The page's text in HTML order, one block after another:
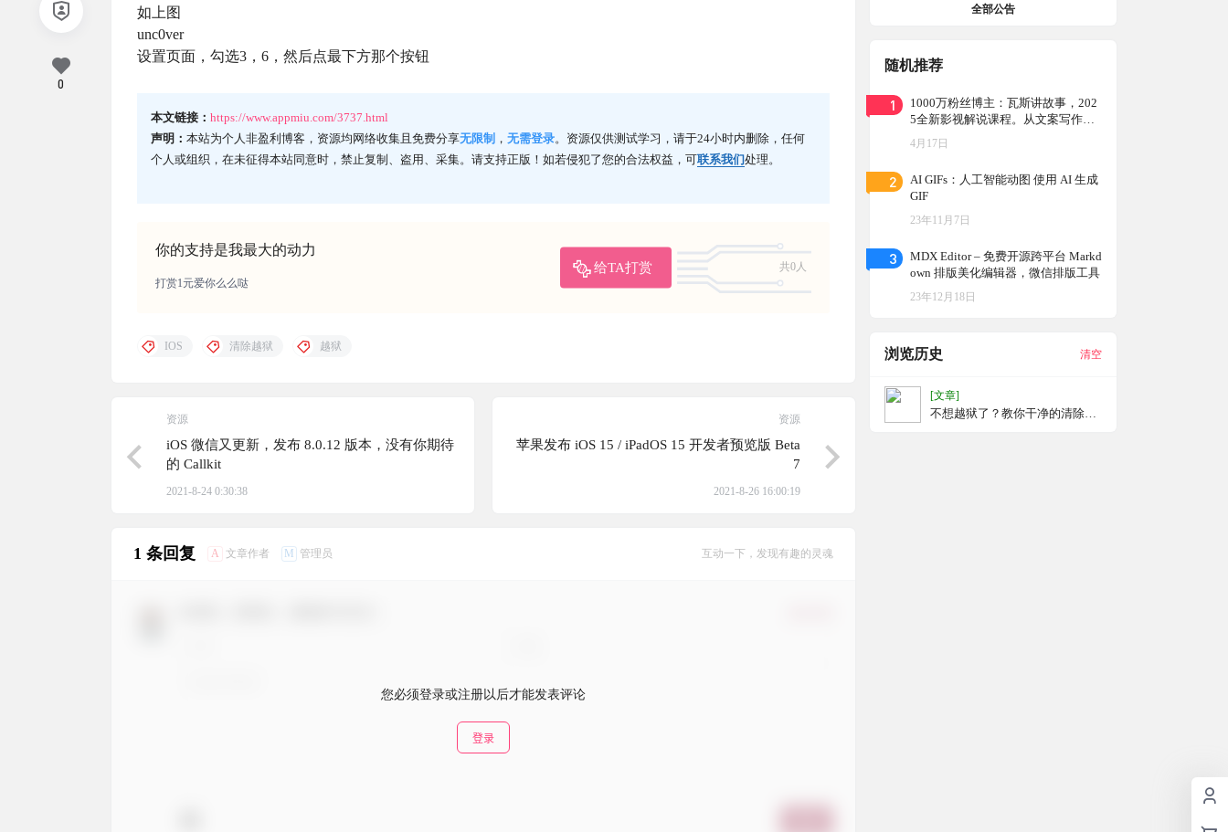
如上图
unc0ver
设置页面，勾选3，6，然后点最下方那个按钮
本文链接： https://www.appmiu.com/3737.html
声明： 本站为个人非盈利博客，资源均网络收集且免费分享无限制 ， 无需登录。资源仅供测试学习，请于24小时内删除，任何
个人或组织，在未征得本站同意时，禁止复制、盗用、采集。请支持正版！如若侵犯了您的合法权益，可联系我们处理。
你的支持是我最大的动力
给TA打赏
共0人
打赏1元爱你么么哒
0
IOS 清除越狱 越狱
资源
iOS 微信又更新，发布 8.0.12 版本，没有你期待
的 Callkit
2021-8-24 0:30:38
资源
苹果发布 iOS 15 / iPadOS 15 开发者预览版 Beta
7
2021-8-26 16:00:19
1 条回复 A 文章作者 M 管理员 互动一下，发现有趣的灵魂
您必须登录或注册以后才能发表评论
登录
全部公告
随机推荐
1
1000万粉丝博主：瓦斯讲故事，202
5全新影视解说课程。从文案写作到
剪辑课程全部包含
4月17日
2
AI GIFs：人工智能动图 使用 AI 生成
GIF
23年11月7日
3
MDX Editor – 免费开源跨平台 Markd
own 排版美化编辑器，微信排版工具
23年12月18日
浏览历史 清空
[文章]
不想越狱了？教你干净的清除越